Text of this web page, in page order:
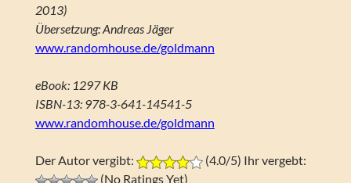
2013)
Übersetzung: Andreas Jäger
www.randomhouse.de/goldmann
eBook: 1297 KB
ISBN-13: 978-3-641-14541-5
www.randomhouse.de/goldmann
Der Autor vergibt:
(4.0/5) Ihr vergebt:
(No Ratings Yet)